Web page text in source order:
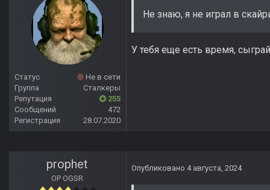
Статус
Не в сети
Группа
Сталкеры
Репутация
255
Сообщений
472
Регистрация
28.07.2020
Не знаю, я не играл в
У тебя еще есть время,
prophet
OP OGSR
Опубликовано 4 августа, 2024